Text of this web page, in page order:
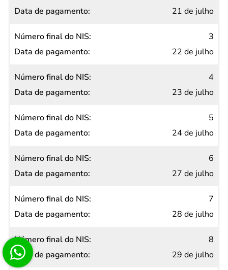
pagamento
21 de julho
3
22 de julho
4
23 de julho
5
24 de julho
6
27 de julho
7
28 de julho
8
29 de julho